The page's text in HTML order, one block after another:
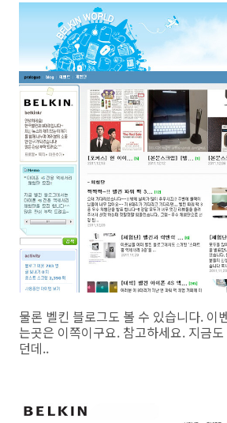
물론 벨킨 블로그도 볼 수 있습니다. 이
는곳은 이쪽이구요. 참고하세요. 지금
던데..